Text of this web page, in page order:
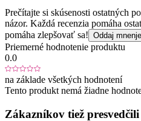
Prečítajte si skúsenosti ostatných
názor. Každá recenzia pomáha
pomáha zlepšovať sa! Oddaj mnenje
Priemerné hodnotenie produktu
0.0
na základe všetkých hodnotení
Tento produkt nemá žiadne
Zákazníkov tiež